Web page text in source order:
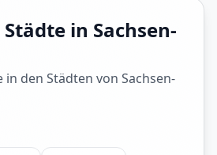
in Sachsen-
den Städten von Sachsen-